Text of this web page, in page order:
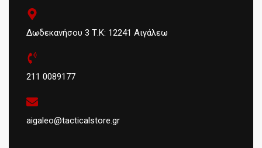
Δωδεκανήσου 3 Τ.Κ: 12241 Αιγάλεω
211 0089177
aigaleo@tacticalstore.gr